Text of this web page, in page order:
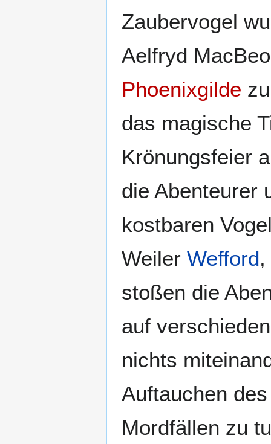
Zaubervogel
Aelfryd
Phoenixgilde
das magische
Krönungsfeier
die Abenteurer
kostbaren
Weiler Wefford
stoßen die
auf
nichts
Auftauchen
Mordfällen zu